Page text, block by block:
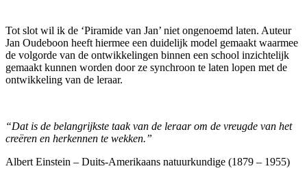
Tot slot wil ik de ‘Piramide van Jan’ niet ongenoemd laten. Auteur
Jan Oudeboon heeft hiermee een duidelijk model gemaakt waarmee
de volgorde van de ontwikkelingen binnen een school inzichtelijk
gemaakt kunnen worden door ze synchroon te laten lopen met de
ontwikkeling van de leraar.
“Dat is de belangrijkste taak van de leraar om de vreugde van het
creëren en herkennen te wekken.”
Albert Einstein – Duits-Amerikaans natuurkundige (1879 – 1955)